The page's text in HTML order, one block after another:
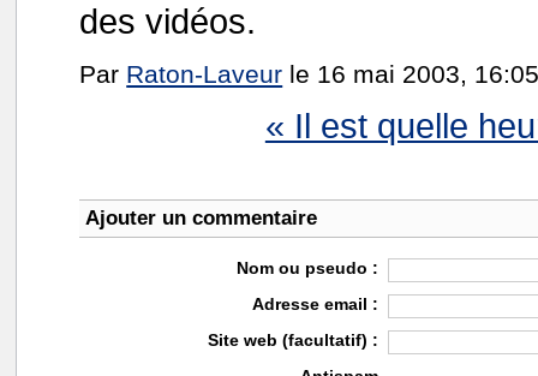
des vidéos.
Par Raton-Laveur le 16 mai 2003,
« Il est quelle
Ajouter un commentaire
Nom ou pseudo :
Adresse email :
Site web (facultatif) :